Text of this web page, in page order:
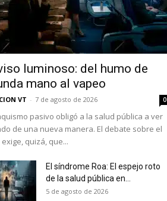
luminoso: del humo de
mano al vapeo
VT - 7 de agosto de 2026 0
pasivo obligó a la salud pública a ver
de una nueva manera. El debate sobre el
quizá, que...
El síndrome Roa: El espejo roto
de la salud pública en...
5 de agosto de 2026